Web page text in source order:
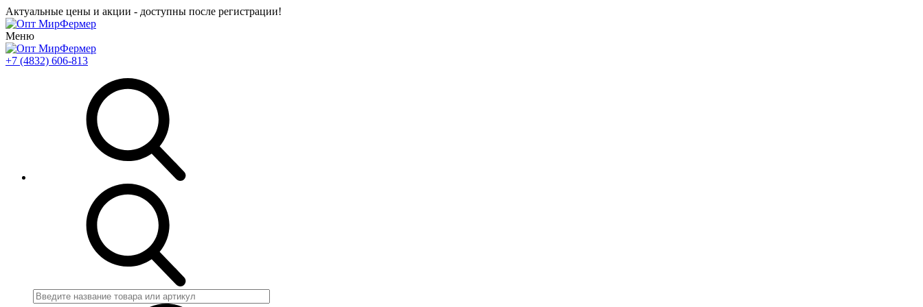
Актуальные цены и акции - доступны после регистрации!
Меню
+7 (4832) 606-813